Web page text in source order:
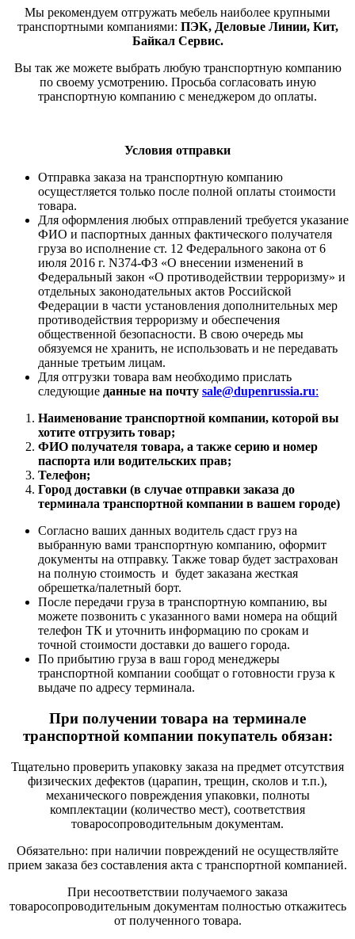
Мы рекомендуем отгружать мебель наиболее крупными
транспортными компаниями: ПЭК, Деловые Линии, Кит,
Байкал Сервис.
Вы так же можете выбрать любую транспортную компанию
по своему усмотрению. Просьба согласовать иную
транспортную компанию с менеджером до оплаты.
Условия отправки
Отправка заказа на транспортную компанию
осущестляется только после полной оплаты стоимости
товара.
Для оформления любых отправлений требуется указание
ФИО и паспортных данных фактического получателя
груза во исполнение ст. 12 Федерального закона от 6
июля 2016 г. N374-ФЗ «О внесении изменений в
Федеральный закон «О противодействии терроризму» и
отдельных законодательных актов Российской
Федерации в части установления дополнительных мер
противодействия терроризму и обеспечения
общественной безопасности. В свою очередь мы
обязуемся не хранить, не использовать и не передавать
данные третьим лицам.
Для отгрузки товара вам необходимо прислать
следующие данные на почту sale@dupenrussia.ru:
Наименование транспортной компании, которой вы
хотите отгрузить товар;
ФИО получателя товара, а также серию и номер
паспорта или водительских прав;
Телефон;
Город доставки (в случае отправки заказа до
терминала транспортной компании в вашем городе)
Согласно ваших данных водитель сдаст груз на
выбранную вами транспортную компанию, оформит
документы на отправку. Также товар будет застрахован
на полную стоимость и будет заказана жесткая
обрешетка/палетный борт.
После передачи груза в транспортную компанию, вы
можете позвонить с указанного вами номера на общий
телефон ТК и уточнить информацию по срокам и
точной стоимости доставки до вашего города.
По прибытию груза в ваш город менеджеры
транспортной компании сообщат о готовности груза к
выдаче по адресу терминала.
При получении товара на терминале
транспортной компании покупатель обязан:
Тщательно проверить упаковку заказа на предмет отсутствия
физических дефектов (царапин, трещин, сколов и т.п.),
механического повреждения упаковки, полноты
комплектации (количество мест), соответствия
товаросопроводительным документам.
Обязательно: при наличии повреждений не осуществляйте
прием заказа без составления акта с транспортной компанией.
При несоответствии получаемого заказа
товаросопроводительным документам полностью откажитесь
от полученного товара.